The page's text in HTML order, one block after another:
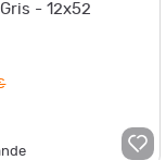
- 12x52